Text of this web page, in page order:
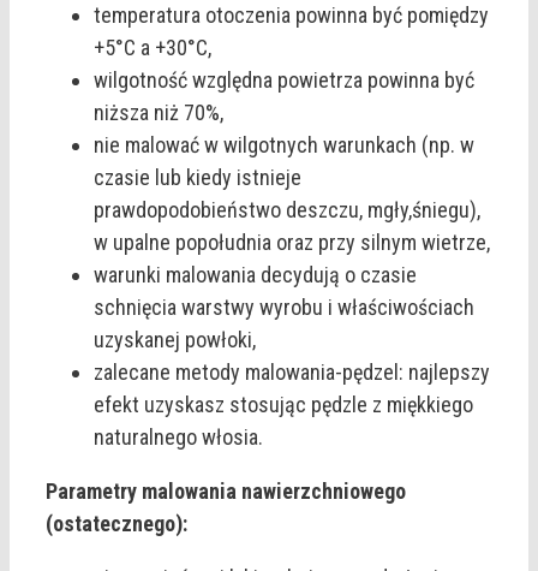
temperatura otoczenia powinna być pomiędzy
+5°C a +30°C,
wilgotność względna powietrza powinna być
niższa niż 70%,
nie malować w wilgotnych warunkach (np. w
czasie lub kiedy istnieje
prawdopodobieństwo deszczu, mgły,śniegu),
w upalne popołudnia oraz przy silnym wietrze,
warunki malowania decydują o czasie
schnięcia warstwy wyrobu i właściwościach
uzyskanej powłoki,
zalecane metody malowania-pędzel: najlepszy
efekt uzyskasz stosując pędzle z miękkiego
naturalnego włosia.
Parametry malowania nawierzchniowego
(ostatecznego):